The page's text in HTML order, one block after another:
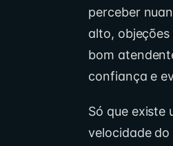
perceber
alto,
bom
confiança e
Só que existe
velocidade